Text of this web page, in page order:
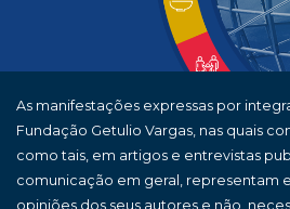
As manifestações expressas por
Fundação Getulio Vargas, nas quais
como tais, em artigos e entrevistas
comunicação em geral, representam
opiniões dos seus autores e não,